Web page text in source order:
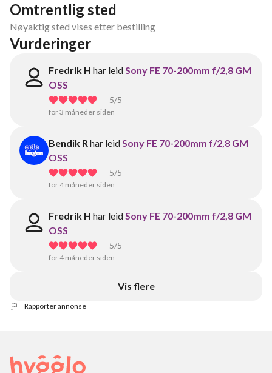
Omtrentlig sted
Nøyaktig sted vises etter bestilling
Vurderinger
Fredrik H har leidSony FE 70-200mm f/2,8 GM
OSS
5/5
for 3 måneder siden
Bendik Rhar leidSony FE 70-200mm f/2,8 GM
OSS
5/5
for 4 måneder siden
Fredrik H har leidSony FE 70-200mm f/2,8 GM
OSS
5/5
for 4 måneder siden
Vis flere
Rapporter annonse